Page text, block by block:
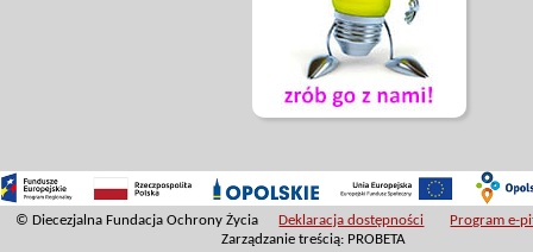
© Diecezjalna Fundacja Ochrony Życia Deklaracja dostępności
Program e-
Zarządzanie treścią: PROBETA